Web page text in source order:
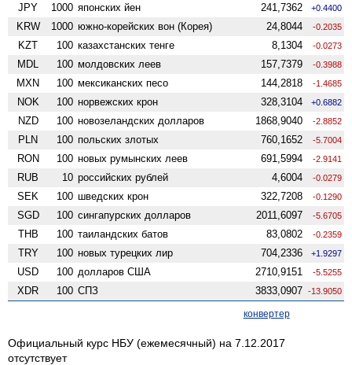
JPY 1000 японских йен 241,7362 +0.4400
KRW 1000 южно-корейских вон (Корея) 24,8044 -0.2035
KZT 100 казахстанских тенге 8,1304 -0.0273
MDL 100 молдовских леев 157,7379 -0.3988
MXN 100 мексиканских песо 144,2818 -1.4685
NOK 100 норвежских крон 328,3104 +0.6882
NZD 100 ново­зеландских долларов 1868,9040 -2.8852
PLN 100 польских злотых 760,1652 -5.7004
RON 100 новых румынских леев 691,5994 -2.9141
RUB 10 российских рублей 4,6004 -0.0279
SEK 100 шведских крон 322,7208 -0.1290
SGD 100 сингапурских долларов 2011,6097 -5.6705
THB 100 таиландских батов 83,0802 -0.2359
TRY 100 новых турецких лир 704,2336 +1.9297
USD 100 долларов США 2710,9151 -5.5255
XDR 100 СПЗ 3833,0907 -13.9050
конвертер
Официальный курс НБУ (ежемесячный) на 7.12.2017
отсутствует